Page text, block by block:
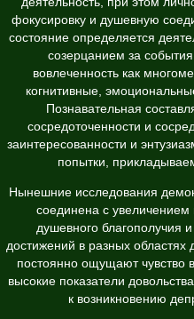
фокусировку и душевную
состояние определяется
созерцанием за
вовлеченность как
когнитивные,
Познавательная
сосредоточенности и
заинтересованности и
попытки,
Нынешние исследования
соединена с увеличением
душевного благополучия
достижений в разных
постоянно ощущают чувство
высокие показатели
к возникновению